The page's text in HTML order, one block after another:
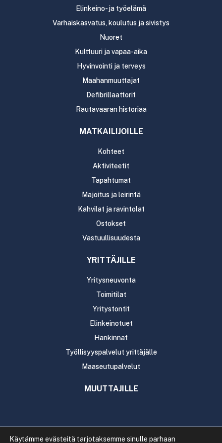
Elinkeino- ja työelämä
Varhaiskasvatus, koulutus ja sivistys
Nuoret
Kulttuuri ja vapaa-aika
Hyvinvointi ja terveys
Maahanmuuttajat
Defibrillaattorit
Rautavaaran historiaa
MATKAILIJOILLE
Kohteet
Aktiviteetit
Tapahtumat
Majoitus ja leirintä
Kahvilat ja ravintolat
Ostokset
Vastuullisuudesta
YRITTÄJILLE
Yritysneuvonta
Toimitilat
Yritystontit
Elinkeinotuet
Hankinnat
Työllisyyspalvelut yrittäjälle
Maaseutupalvelut
MUUTTAJILLE
Käytämme evästeitä tarjotaksemme sinulle parhaan